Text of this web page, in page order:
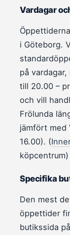
Vardagar
i Göteborg.
på
till 20.00 –
och vill
Frölunda
jämfört med
16.00). (
köpcentrum)
Specifika
Den mest
öppettider
butikssida